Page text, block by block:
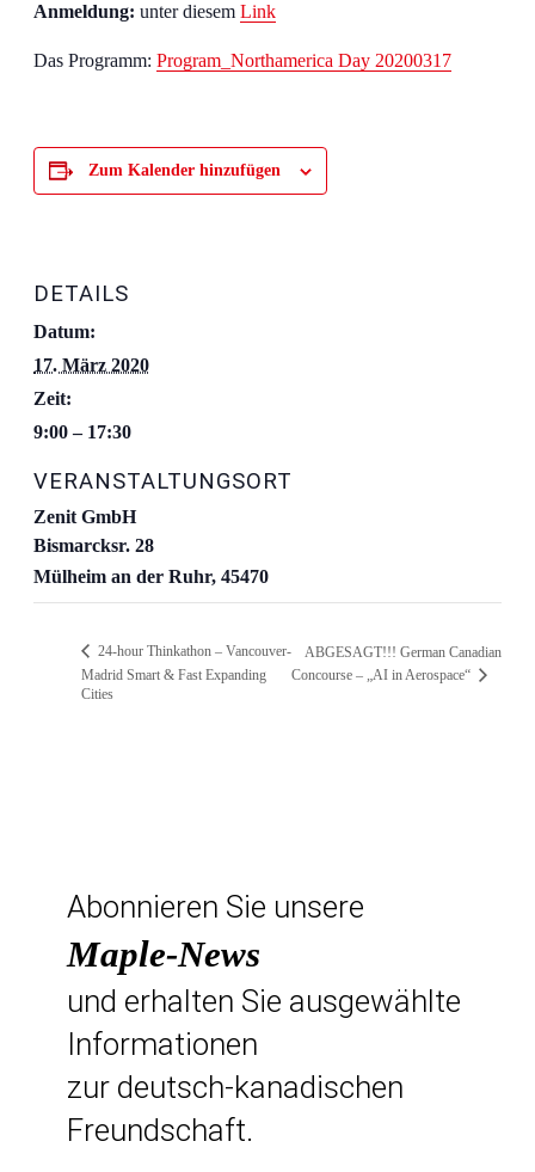
Anmeldung: unter diesem Link
Das Programm: Program_Northamerica Day 20200317
Zum Kalender hinzufügen
DETAILS
Datum:
17. März 2020
Zeit:
9:00 – 17:30
VERANSTALTUNGSORT
Zenit GmbH
Bismarcksr. 28
Mülheim an der Ruhr, 45470
24-hour Thinkathon – Vancouver-
Madrid Smart & Fast Expanding
Cities
ABGESAGT!!! German Canadian
Concourse – „AI in Aerospace“
Abonnieren Sie unsere
Maple-News
und erhalten Sie ausgewählte
Informationen
zur deutsch-kanadischen
Freundschaft.